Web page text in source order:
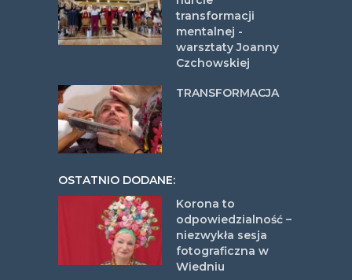
transformacji
mentalnej -
warsztaty Joanny
Czchowskiej
TRANSFORMACJA
OSTATNIO DODANE:
Korona to
odpowiedzialność –
niezwykła sesja
fotograficzna w
Wiedniu